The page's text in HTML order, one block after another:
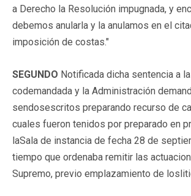
a Derecho la Resolución impugnada, y
debemos anularla y la anulamos en el
imposición de costas."
SEGUNDO Notificada dicha sentencia a
codemandada y la Administración
sendosescritos preparando recurso de
cuales fueron tenidos por preparado en
laSala de instancia de fecha 28 de
tiempo que ordenaba remitir las
Supremo, previo emplazamiento de